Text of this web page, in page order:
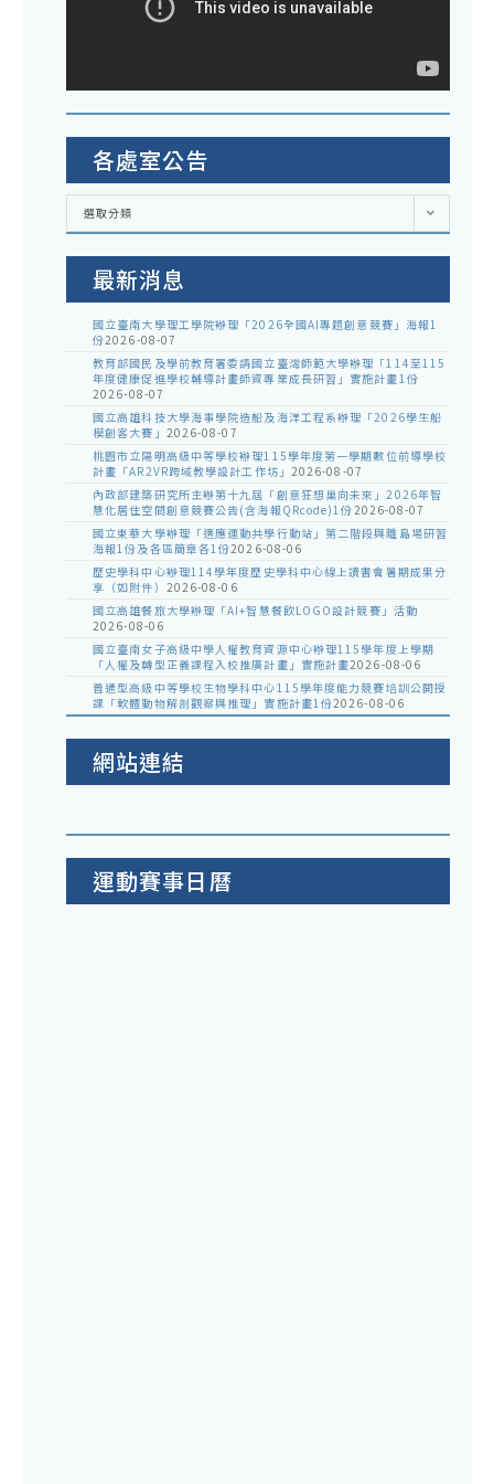
各處室公告
各
室
選取分類
最新消息
國立臺南大學理工學院辦理「2026全國AI專題創意競賽」海報1
份2026-08-07
教育部國民及學前教育署委請國立臺灣師範大學辦理「114至115
年度健康促進學校輔導計畫師資專業成長研習」實施計畫1份
2026-08-07
國立高雄科技大學海事學院造船及海洋工程系辦理「2026學生船
模創客大賽」 2026-08-07
桃園市立陽明高級中等學校辦理115學年度第一學期數位前導學校
計畫「AR2VR跨域教學設計工作坊」 2026-08-07
內政部建築研究所主辦第十九屆「創意狂想巢向未來」2026年智
慧化居住空間創意競賽公告(含海報QRcode)1份2026-08-07
國立東華大學辦理「適應運動共學行動站」第二階段與離島場研習
海報1份及各區簡章各1份2026-08-06
歷史學科中心辦理114學年度歷史學科中心線上讀書會暑期成果分
享（如附件） 2026-08-06
國立高雄餐旅大學辦理「AI+智慧餐飲LOGO設計競賽」活動
2026-08-06
國立臺南女子高級中學人權教育資源中心辦理115學年度上學期
「人權及轉型正義課程入校推廣計畫」實施計畫2026-08-06
普通型高級中等學校生物學科中心115學年度能力競賽培訓公開授
課「軟體動物解剖觀察與推理」實施計畫1份2026-08-06
網站連結
運動賽事日曆